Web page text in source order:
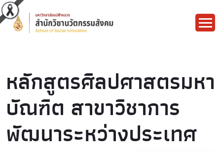
หลักสูตรศิลปศาสตรมหา
บัณฑิต สาขาวิชาการ
พัฒนาระหว่างประเทศ